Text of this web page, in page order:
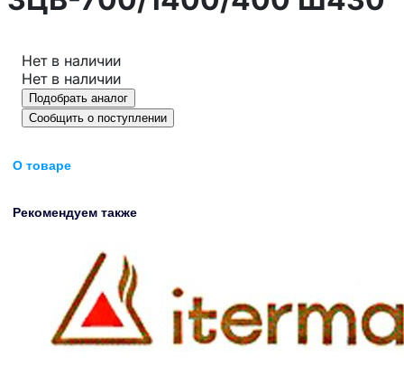
Нет в наличии
Нет в наличии
Подобрать аналог
Сообщить о поступлении
О товаре
Рекомендуем также